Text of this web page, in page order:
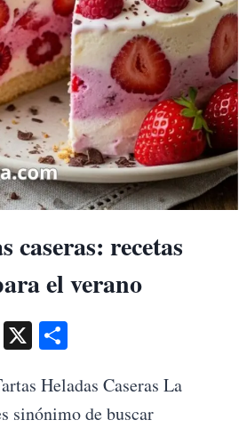
caseras: recetas
el verano
X Share
Heladas Caseras La
sinónimo de buscar